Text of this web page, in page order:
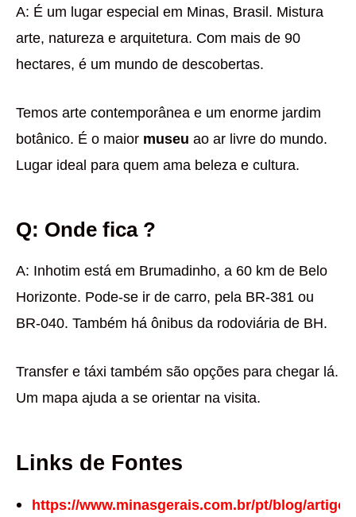
A: É um lugar especial em Minas, Brasil. Mistura
arte, natureza e arquitetura. Com mais de 90
hectares, é um mundo de descobertas.
Temos arte contemporânea e um enorme jardim
botânico. É o maior museu ao ar livre do mundo.
Lugar ideal para quem ama beleza e cultura.
Q: Onde fica ?
A: Inhotim está em Brumadinho, a 60 km de Belo
Horizonte. Pode-se ir de carro, pela BR-381 ou
BR-040. Também há ônibus da rodoviária de BH.
Transfer e táxi também são opções para chegar lá.
Um mapa ajuda a se orientar na visita.
Links de Fontes
https://www.minasgerais.com.br/pt/blog/artigo/